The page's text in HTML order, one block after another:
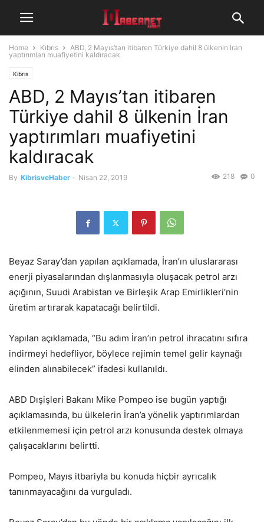
Home Kıbrıs
ABD, 2 Mayıs’tan itibaren Türkiye dahil 8 ülkenin İran
yaptırımları muafiyetini kaldıracak
Kıbrıs
ABD, 2 Mayıs’tan itibaren
Türkiye dahil 8 ülkenin İran
yaptırımları muafiyetini
kaldıracak
By KibrisveHaber - Nisan 22, 2019 0
218
Beyaz Saray’dan yapılan açıklamada, İran’ın uluslararası
enerji piyasalarından dışlanmasıyla oluşacak petrol arzı
açığının, Suudi Arabistan ve Birleşik Arap Emirlikleri’nin
üretim artırarak kapatacağı belirtildi.
Yapılan açıklamada, “Bu adım İran’ın petrol ihracatını sıfıra
indirmeyi hedefliyor, böylece rejimin temel gelir kaynağı
elinden alınabilecek” ifadesi kullanıldı.
ABD Dışişleri Bakanı Mike Pompeo ise bugün yaptığı
açıklamasında, bu ülkelerin İran’a yönelik yaptırımlardan
etkilenmemesi için petrol arzı konusunda destek olmaya
çalışacaklarını belirtti.
Pompeo, Mayıs itbariyla bu konuda hiçbir ayrıcalık
tanınmayacağını da vurguladı.